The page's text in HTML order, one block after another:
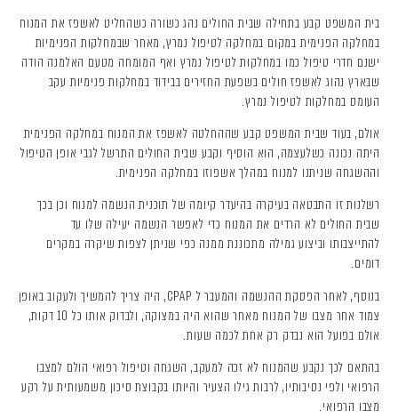
בית המשפט קבע בתחילה שבית החולים נהג כשורה כשהחליט לאשפז את המנוח
במחלקה הפנימית במקום במחלקה לטיפול נמרץ, מאחר שבמחלקות הפנימיות
ישנם חדרי טיפול כמו במחלקות לטיפול נמרץ ואף המומחה מטעם האלמנה הודה
שבארץ נהוג לאשפז חולים בשפעת החזירים בבידוד במחלקות פנימיות עקב
העומס במחלקות לטיפול נמרץ.
אולם, בעוד שבית המשפט קבע שההחלטה לאשפז את המנוח במחלקה הפנימית
היתה נכונה כשלעצמה, הוא הוסיף וקבע שבית החולים התרשל לגבי אופן הטיפול
וההשגחה שניתנו למנוח במהלך אשפוזו במחלקה הפנימית.
רשלנות זו התבטאה בעיקרה בהיעדר קיומה של תוכנית הנשמה למנוח וכן בכך
שבית החולים לא הרדים את המנוח כדי לאפשר הנשמה יעילה שלו עד
להתייצבותו וביצוע גמילה מתכוננת ממנה כפי שניתן לצפות שיקרה במקרים
דומים.
בנוסף, לאחר הפסקת ההנשמה והמעבר ל CPAP, היה צריך להמשיך ולעקוב באופן
צמוד אחר מצבו של המנוח מאחר שהוא היה במצוקה, ולבדוק אותו כל 10 דקות,
אולם בפועל הוא נבדק רק אחת לכמה שעות.
בהתאם לכך נקבע שהמנוח לא זכה למעקב, השגחה וטיפול רפואי הולם למצבו
הרפואי ולפי נסיבותיו, לרבות גילו הצעיר והיותו בקבוצת סיכון משמעותית על רקע
מצבו הרפואי.